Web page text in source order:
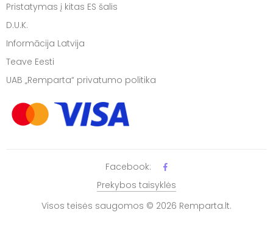
Pristatymas į kitas ES šalis
D.U.K.
Informācija Latvija
Teave Eesti
UAB „Remparta“ privatumo politika
Visos teisės saugomos © 2026 Remparta.lt.
Prekybos taisyklės
Facebook: